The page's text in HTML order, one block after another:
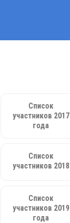
Список
участников 2017
года
Список
участников 2018
Список
участников 2019
года